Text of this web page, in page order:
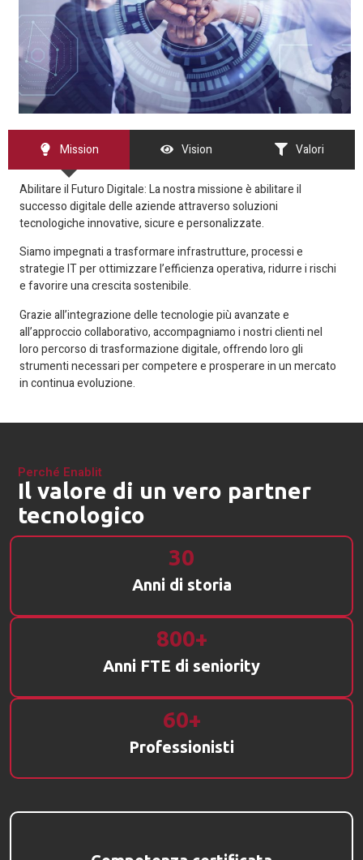
Mission Vision Valori
Abilitare il Futuro Digitale: La nostra missione è abilitare il
successo digitale delle aziende attraverso soluzioni
tecnologiche innovative, sicure e personalizzate.
Siamo impegnati a trasformare infrastrutture, processi e
strategie IT per ottimizzare l’efficienza operativa, ridurre i rischi
e favorire una crescita sostenibile.
Grazie all’integrazione delle tecnologie più avanzate e
all’approccio collaborativo, accompagniamo i nostri clienti nel
loro percorso di trasformazione digitale, offrendo loro gli
strumenti necessari per competere e prosperare in un mercato
in continua evoluzione.
Perché Enablit
Il valore di un vero partner
tecnologico
30
Anni di storia
800+
Anni FTE di seniority
60+
Professionisti